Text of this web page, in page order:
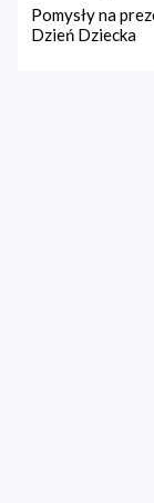
Pomysły na
Dzień Dziecka